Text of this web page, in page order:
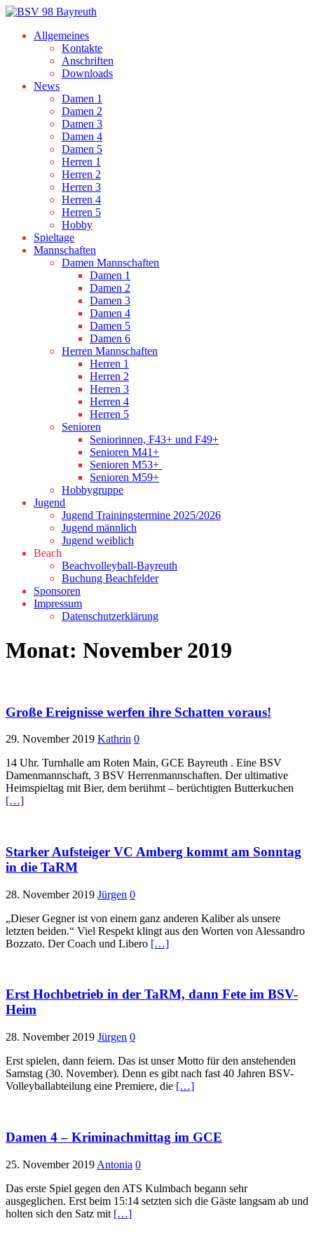
Allgemeines
Kontakte
Anschriften
Downloads
News
Damen 1
Damen 2
Damen 3
Damen 4
Damen 5
Herren 1
Herren 2
Herren 3
Herren 4
Herren 5
Hobby
Spieltage
Mannschaften
Damen Mannschaften
Damen 1
Damen 2
Damen 3
Damen 4
Damen 5
Damen 6
Herren Mannschaften
Herren 1
Herren 2
Herren 3
Herren 4
Herren 5
Senioren
Seniorinnen, F43+ und F49+
Senioren M41+
Senioren M53+
Senioren M59+
Hobbygruppe
Jugend
Jugend Trainingstermine 2025/2026
Jugend männlich
Jugend weiblich
Beach
Beachvolleyball-Bayreuth
Buchung Beachfelder
Sponsoren
Impressum
Datenschutzerklärung
Monat: November 2019
Große Ereignisse werfen ihre Schatten voraus!
29. November 2019 Kathrin 0
14 Uhr. Turnhalle am Roten Main, GCE Bayreuth . Eine BSV
Damenmannschaft, 3 BSV Herrenmannschaften. Der ultimative
Heimspieltag mit Bier, dem berühmt – berüchtigten Butterkuchen
[…]
Starker Aufsteiger VC Amberg kommt am Sonntag
in die TaRM
28. November 2019 Jürgen 0
„Dieser Gegner ist von einem ganz anderen Kaliber als unsere
letzten beiden.“ Viel Respekt klingt aus den Worten von Alessandro
Bozzato. Der Coach und Libero […]
Erst Hochbetrieb in der TaRM, dann Fete im BSV-
Heim
28. November 2019 Jürgen 0
Erst spielen, dann feiern. Das ist unser Motto für den anstehenden
Samstag (30. November). Denn es gibt nach fast 40 Jahren BSV-
Volleyballabteilung eine Premiere, die […]
Damen 4 – Kriminachmittag im GCE
25. November 2019 Antonia 0
Das erste Spiel gegen den ATS Kulmbach begann sehr
ausgeglichen. Erst beim 15:14 setzten sich die Gäste langsam ab und
holten sich den Satz mit […]